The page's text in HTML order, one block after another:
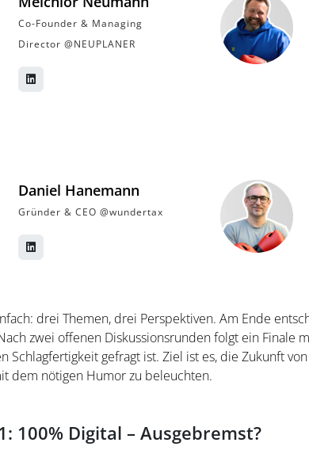
Co-Founder & Managing
Director @NEUPLANER
Daniel Hanemann
Gründer & CEO ‪@wundertax‬
drei Themen, drei Perspektiven. Am Ende
zwei offenen Diskussionsrunden folgt ein Finale
Schlagfertigkeit gefragt ist. Ziel ist es, die Zukunft
dem nötigen Humor zu beleuchten.
100% Digital – Ausgebremst?